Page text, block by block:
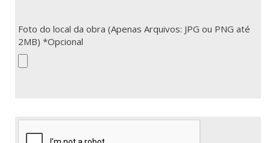
Foto do local da obra (Apenas Arquivos: JPG ou PNG até
2MB) *Opcional